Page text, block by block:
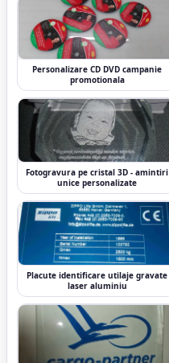
Personalizare CD DVD campanie
promotionala
Fotogravura pe cristal 3D - amintiri
unice personalizate
Placute identificare utilaje gravate
laser aluminiu